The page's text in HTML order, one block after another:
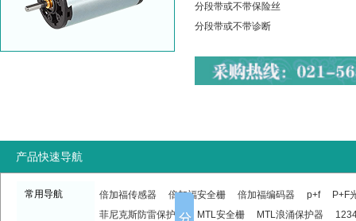
分段带或不带保险丝
分段带或不带诊断
产品快速导航
常用导航 倍加福传感器 倍加福安全栅 倍加福编码器 p+f
P+F
菲尼克斯防雷保护器
MTL安全栅 MTL浪涌保护器